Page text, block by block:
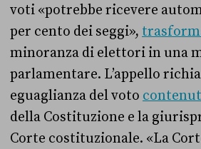
voti «potrebbe ricevere
per cento dei seggi»,
minoranza di elettori in una
parlamentare. L’appello
eguaglianza del voto
della Costituzione e la
Corte costituzionale. «La